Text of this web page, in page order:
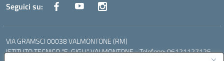
Seguici su:
VIA GRAMSCI 00038 VALMONTONE (RM)
ISTITUTO TECNICO "E. GIGLI" VALMONTONE - Telefono: 06121127125